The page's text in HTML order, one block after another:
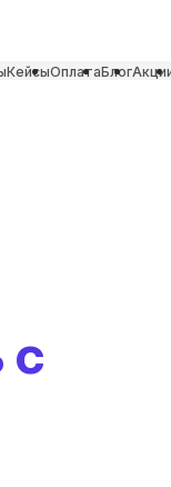
КейсыОплатаБлог